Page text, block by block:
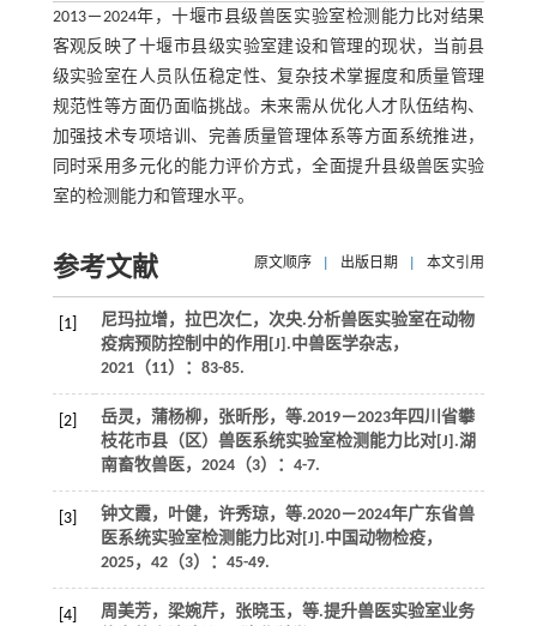
2013－2024年，十堰市县级兽医实验室检测能力比对结果
客观反映了十堰市县级实验室建设和管理的现状，当前县
级实验室在人员队伍稳定性、复杂技术掌握度和质量管理
规范性等方面仍面临挑战。未来需从优化人才队伍结构、
加强技术专项培训、完善质量管理体系等方面系统推进，
同时采用多元化的能力评价方式，全面提升县级兽医实验
室的检测能力和管理水平。
参考文献 原文顺序 出版日期 本文引用
[1]
尼玛拉增，拉巴次仁，次央.分析兽医实验室在动物
疫病预防控制中的作用[J].中兽医学杂志，
2021（11）：83-85.
[2] 岳灵，蒲杨柳，张昕彤， 等.2019－2023年四川省攀
枝花市县（区）兽医系统实验室检测能力比对[J].湖
南畜牧兽医， 2024（3）：4-7.
[3] 钟文霞，叶健，许秀琼， 等.2020－2024年广东省兽
医系统实验室检测能力比对[J].中国动物检疫，
2025， 42（3）：45-49.
[4] 周美芳，梁婉芹，张晓玉， 等.提升兽医实验室业务